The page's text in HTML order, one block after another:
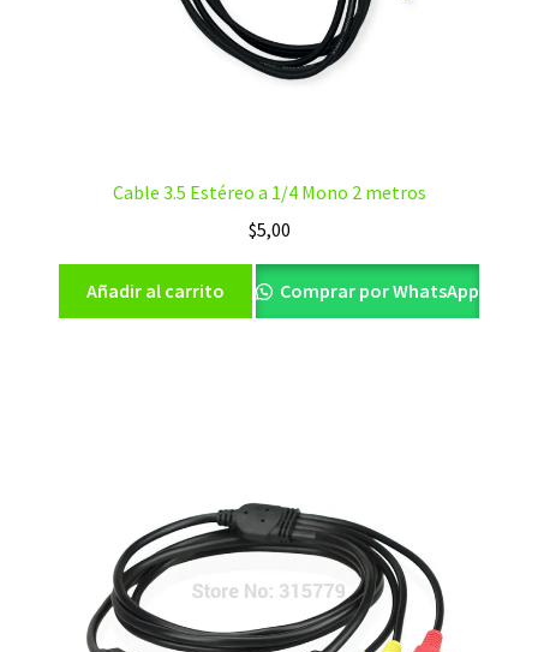
Cable 3.5 Estéreo a 1/4 Mono 2 metros
$5,00
Añadir al carrito Comprar por WhatsApp